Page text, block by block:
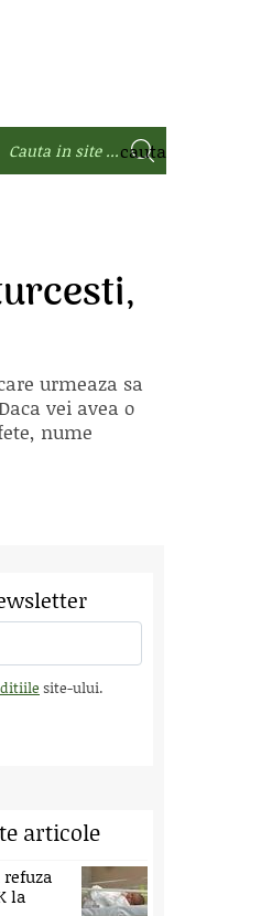
urmeaza sa
vei avea o
nume
site-ului.
articole
la